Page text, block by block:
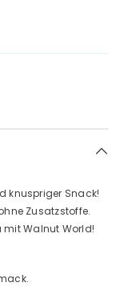
knuspriger Snack!
Zusatzstoffe.
mit Walnut World!